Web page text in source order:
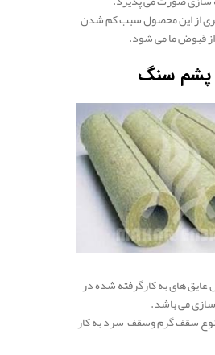
از این محصول سبب کم شدن
قبوض ما می شود.
پشم سنگ
های به کارگرفته شده در
می باشد.
عایق ها در 2 نوع سقف گرم وسقف سرد به کار